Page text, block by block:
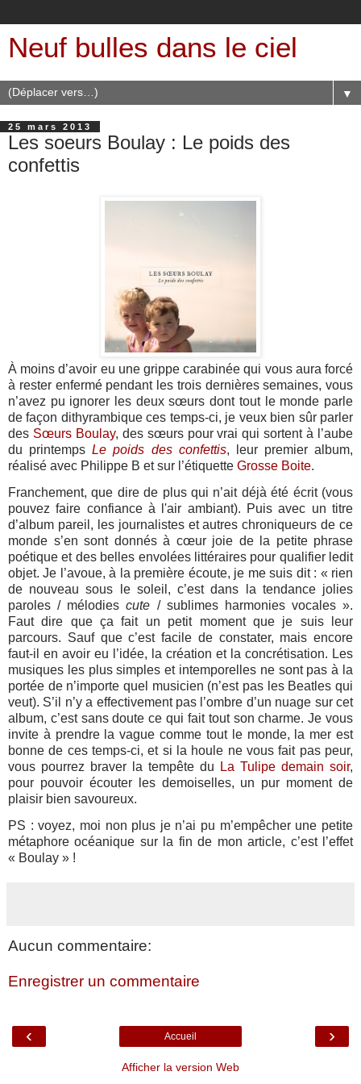
Neuf bulles dans le ciel
▼
25 mars 2013
Les soeurs Boulay : Le poids des
confettis
À moins d’avoir eu une grippe carabinée qui vous aura forcé
à rester enfermé pendant les trois dernières semaines, vous
n’avez pu ignorer les deux sœurs dont tout le monde parle
de façon dithyrambique ces temps-ci, je veux bien sûr parler
des Sœurs Boulay, des sœurs pour vrai qui sortent à l’aube
du printempsLe poids des confettis, leur premier album,
réalisé avec Philippe B et sur l’étiquette Grosse Boite.
Franchement, que dire de plus qui n’ait déjà été écrit (vous
pouvez faire confiance à l'air ambiant). Puis avec un titre
d’album pareil, les journalistes et autres chroniqueurs de ce
monde s’en sont donnés à cœur joie de la petite phrase
poétique et des belles envolées littéraires pour qualifier ledit
objet. Je l’avoue, à la première écoute, je me suis dit : « rien
de nouveau sous le soleil, c’est dans la tendance jolies
paroles / mélodiescute / sublimes harmonies vocales ».
Faut dire que ça fait un petit moment que je suis leur
parcours. Sauf que c’est facile de constater, mais encore
faut-il en avoir eu l’idée, la création et la concrétisation. Les
musiques les plus simples et intemporelles ne sont pas à la
portée de n’importe quel musicien (n’est pas les Beatles qui
veut). S’il n’y a effectivement pas l’ombre d’un nuage sur cet
album, c’est sans doute ce qui fait tout son charme. Je vous
invite à prendre la vague comme tout le monde, la mer est
bonne de ces temps-ci, et si la houle ne vous fait pas peur,
vous pourrez braver la tempête du
La Tulipe demain soir,
pour pouvoir écouter les demoiselles, un pur moment de
plaisir bien savoureux.
PS : voyez, moi non plus je n’ai pu m’empêcher une petite
métaphore océanique sur la fin de mon article, c’est l’effet
« Boulay » !
Aucun commentaire:
Enregistrer un commentaire
‹ ›
Accueil
Afficher la version Web